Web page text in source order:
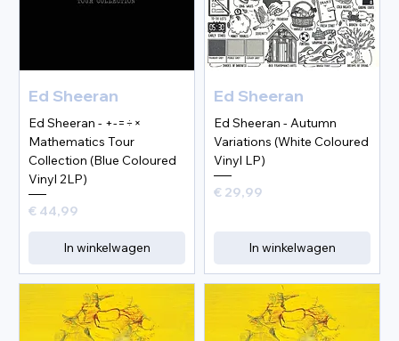
Ed Sheeran
Ed Sheeran - +-=÷×
Mathematics Tour
Collection (Blue Coloured
Vinyl 2LP)
Prijs
€ 44,99
In winkelwagen
Ed Sheeran
Ed Sheeran - Autumn
Variations (White Coloured
Vinyl LP)
Prijs
€ 29,99
In winkelwagen